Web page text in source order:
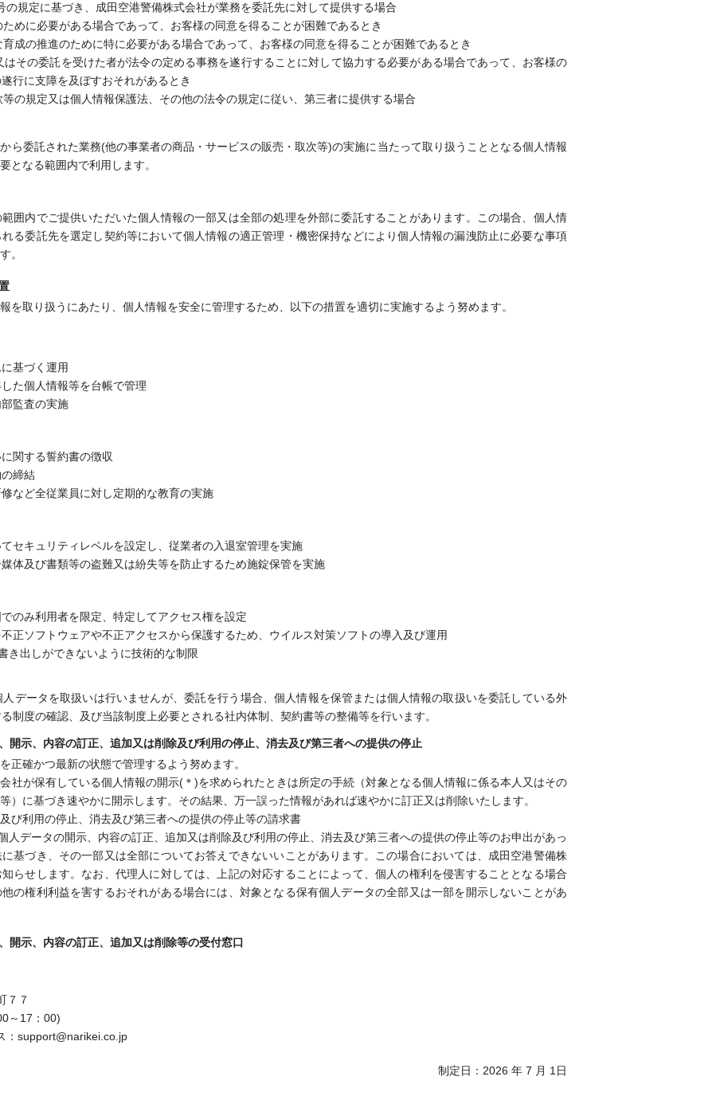
規定に基づき、成田空港警備株式会社が業務を委託先に対して提供する場合
めに必要がある場合であって、お客様の同意を得ることが困難であるとき
成の推進のために特に必要がある場合であって、お客様の同意を得ることが困難であるとき
その委託を受けた者が法令の定める事務を遂行することに対して協力する必要がある場合であって、お客様の
行に支障を及ぼすおそれがあるとき
の規定又は個人情報保護法、その他の法令の規定に従い、第三者に提供する場合
ら委託された業務(他の事業者の商品・サービスの販売・取次等)の実施に当たって取り扱うこととなる個人情報
となる範囲内で利用します。
囲内でご提供いただいた個人情報の一部又は全部の処理を外部に委託することがあります。この場合、個人情
る委託先を選定し契約等において個人情報の適正管理・機密保持などにより個人情報の漏洩防止に必要な事項
。
を取り扱うにあたり、個人情報を安全に管理するため、以下の措置を適切に実施するよう努めます。
基づく運用
た個人情報等を台帳で管理
監査の実施
関する誓約書の徴収
締結
など全従業員に対し定期的な教育の実施
セキュリティレベルを設定し、従業者の入退室管理を実施
体及び書類等の盗難又は紛失等を防止するため施錠保管を実施
のみ利用者を限定、特定してアクセス権を設定
正ソフトウェアや不正アクセスから保護するため、ウイルス対策ソフトの導入及び運用
き出しができないように技術的な制限
データを取扱いは行いませんが、委託を行う場合、個人情報を保管または個人情報の取扱いを委託している外
制度の確認、及び当該制度上必要とされる社内体制、契約書等の整備等を行います。
開示、内容の訂正、追加又は削除及び利用の停止、消去及び第三者への提供の停止
正確かつ最新の状態で管理するよう努めます。
社が保有している個人情報の開示(＊)を求められたときは所定の手続（対象となる個人情報に係る本人又はその
）に基づき速やかに開示します。その結果、万一誤った情報があれば速やかに訂正又は削除いたします。
び利用の停止、消去及び第三者への提供の停止等の請求書
人データの開示、内容の訂正、追加又は削除及び利用の停止、消去及び第三者への提供の停止等のお申出があっ
基づき、その一部又は全部についてお答えできないいことがあります。この場合においては、成田空港警備株
らせします。なお、代理人に対しては、上記の対応することによって、個人の権利を侵害することとなる場合
の権利利益を害するおそれがある場合には、対象となる保有個人データの全部又は一部を開示しないことがあ
開示、内容の訂正、追加又は削除等の受付窓口
７７
～17：00)
support@narikei.co.jp
制定日：2026 年 7 月 1日